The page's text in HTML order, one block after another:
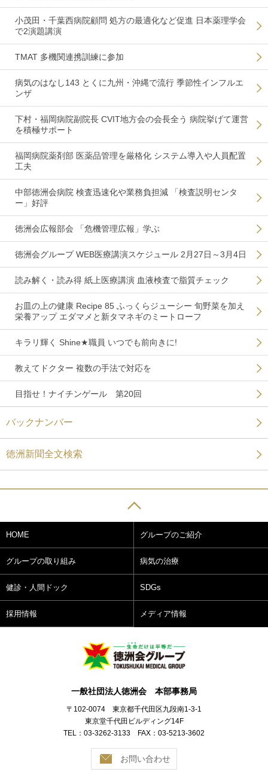
小茂田・千葉西病院顧問 処方の最適化など促進 日本薬理学会
で2演題講演
TMAT 多機関連携訓練に参加
病気のはなし143 とくに九州・沖縄で流行 季節性インフルエ
ンザ
下村・福岡病院副院長 CVIT地方会の会長全う 病院挙げて運営
を積極サポート
福岡病院薬剤部 医薬品管理を厳格化 システム導入や人員配置
工夫
中部徳洲会病院 検査迅速化や業務負担減 「検査説明センタ
ー」好評
徳洲会広報部会 「危機管理広報」学ぶ
徳洲会グループ WEB医療講演スケジュール 2月27日～3月4日
読み解く・読み得 紙上医療講演 血液検査で脂質チェック
お皿の上の健康 Recipe 85 ふっくらジューシー 旬野菜を加え
栄養アップ エダマメと新タマネギのミートローフ
キラリ輝く Shine★職員 いつでも前向きに!
教えてドクター 複数の手法で対応を
目指せ！ナイチンゲール 第20回
バックナンバー
徳洲新聞全文検索
HOME グループのご紹介
グループの取り組み 病気の治療
健診・人間ドック SDGs
採用情報 メディア情報
一般社団法人徳洲会 本部事務局
〒102-0074 東京都千代田区九段南1-3-1
東京堂千代田ビルディング14F
TEL：03-3262-3133 FAX：03-5213-3602
お問い合わせ